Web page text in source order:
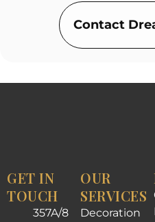
Contact
GET IN
TOUCH
357A/8
OUR
SERVICES
Decoration